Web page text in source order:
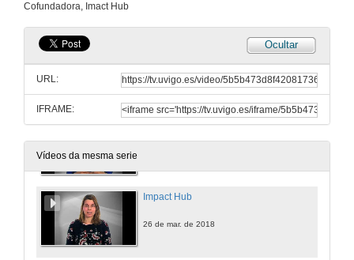
Cofundadora, Imact Hub
Ocultar
URL:
IFRAME:
Vídeos da mesma serie
26 de mar. de 2018
blubusiness
Impact Hub
26 de mar. de 2018